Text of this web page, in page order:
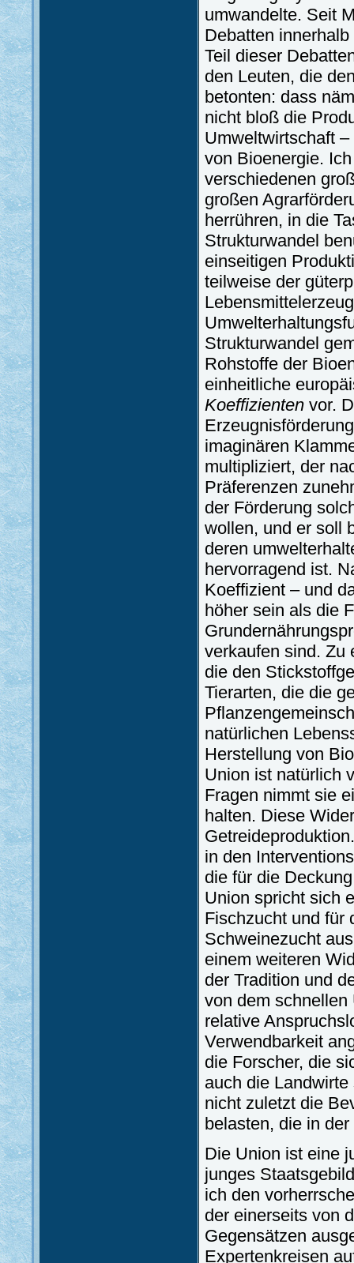
umwandelte. Seit
Debatten
Teil dieser
den Leuten, die
betonten: dass
nicht bloß die
Umweltwirtschaft
von Bioenergie.
verschiedenen
großen
herrühren, in die
Strukturwandel
einseitigen
teilweise der
Strukturwandel
Rohstoffe der
einheitliche
Koeffizienten vor.
imaginären
multipliziert, der
Präferenzen
der Förderung
wollen, und er soll
deren
hervorragend ist.
Koeffizient – und
höher sein als die
verkaufen sind. Zu
die den
Tierarten, die die
natürlichen
Herstellung von
Union ist natürlich
Fragen nimmt sie
halten. Diese
in den
die für die
Union spricht sich
Fischzucht und für
Schweinezucht
einem weiteren
der Tradition und
von dem
relative
Verwendbarkeit
die Forscher, die
auch die
nicht zuletzt die
belasten, die in
Die Union ist eine
junges
ich den
der einerseits von
Gegensätzen
Expertenkreisen